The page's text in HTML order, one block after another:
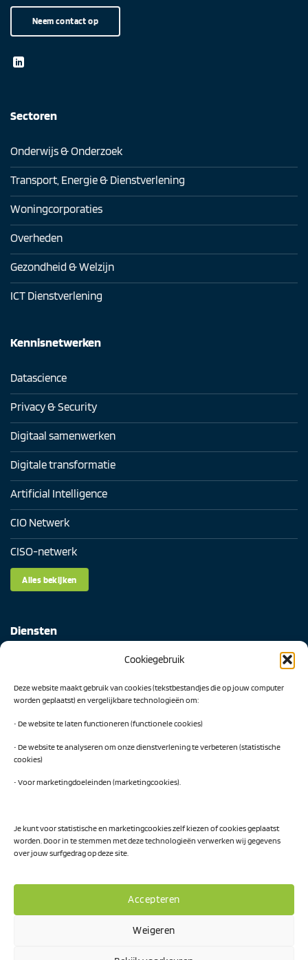
Cookiegebruik
Deze website maakt gebruik van cookies (tekstbestandjes die op jouw computer
worden geplaatst) en vergelijkbare technologieën om:
• De website te laten functioneren (functionele cookies)
• De website te analyseren om onze dienstverlening te verbeteren (statistische
cookies)
• Voor marketingdoeleinden (marketingcookies).
Je kunt voor statistische en marketingcookies zelf kiezen of cookies geplaatst
worden. Door in te stemmen met deze technologieën verwerken wij gegevens
over jouw surfgedrag op deze site.
Accepteren
Weigeren
Neem contact op
Sectoren
Onderwijs & Onderzoek
Transport, Energie & Dienstverlening
Woningcorporaties
Overheden
Gezondheid & Welzijn
ICT Dienstverlening
Kennisnetwerken
Datascience
Privacy & Security
Digitaal samenwerken
Digitale transformatie
Artificial Intelligence
CIO Netwerk
CISO-netwerk
Alles bekijken
Diensten
AI Readiness Scan
Traineeship SN Data & AI
Projecten
Niemeyer Campus